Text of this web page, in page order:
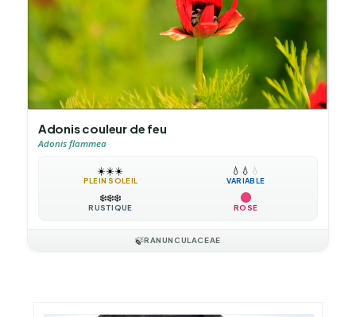
Adonis couleur de feu
Adonis flammea
☀️☀️☀️
PLEIN SOLEIL
💧 💧 💧
VARIABLE
❄️❄️❄️
RUSTIQUE ROSE
🍃RANUNCULACEAE